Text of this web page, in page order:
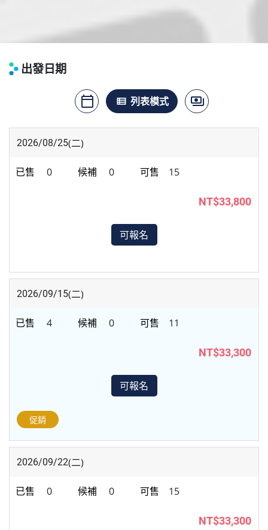
出發日期
calendar_today
月曆模式
view_list
列表模式 payments
價格模式
2026/08/25(二)
0 0 15
NT$33,800
可報名
2026/09/15(二)
4 0 11
NT$33,300
可報名
促銷
2026/09/22(二)
0 0 15
NT$33,300